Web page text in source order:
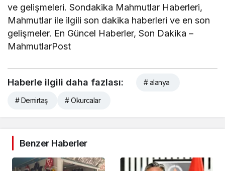
ve gelişmeleri. Sondakika Mahmutlar Haberleri,
Mahmutlar ile ilgili son dakika haberleri ve en son
gelişmeler. En Güncel Haberler, Son Dakika –
MahmutlarPost
Haberle ilgili daha fazlası: # alanya
# Demirtaş # Okurcalar
Benzer Haberler